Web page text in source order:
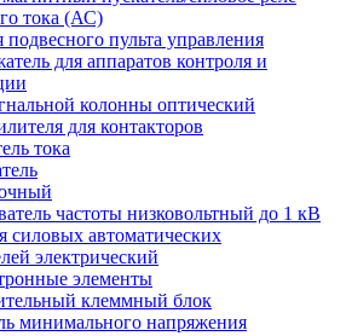
тока (АС)
подвесного пульта управления
для аппаратов контроля и
колонны оптический
для контакторов
тока
частоты низковольтный до 1 кВ
силовых автоматических
электрический
элементы
клеммный блок
минимального напряжения